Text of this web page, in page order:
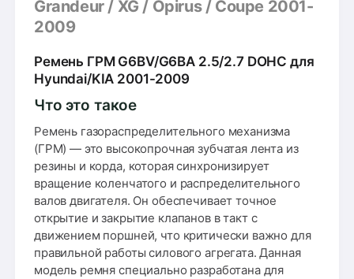
Grandeur / XG / Opirus / Coupe 2001-
2009
Ремень ГРМ G6BV/G6BA 2.5/2.7 DOHC для
Hyundai/KIA 2001-2009
Что это такое
Ремень газораспределительного механизма
(ГРМ) — это высокопрочная зубчатая лента из
резины и корда, которая синхронизирует
вращение коленчатого и распределительного
валов двигателя. Он обеспечивает точное
открытие и закрытие клапанов в такт с
движением поршней, что критически важно для
правильной работы силового агрегата. Данная
модель ремня специально разработана для